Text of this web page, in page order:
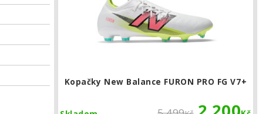
Kopačky New Balance FURON PRO FG V7+